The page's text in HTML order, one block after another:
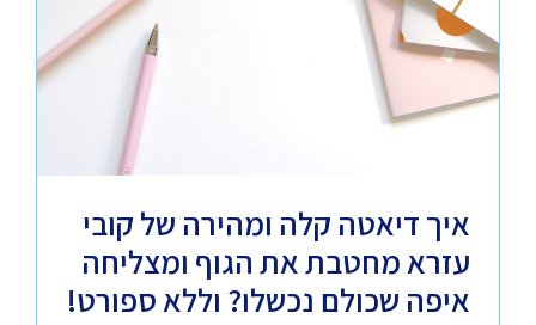
איך דיאטה קלה ומהירה של קובי
עזרא מחטבת את הגוף ומצליחה
איפה שכולם נכשלו? וללא ספורט!